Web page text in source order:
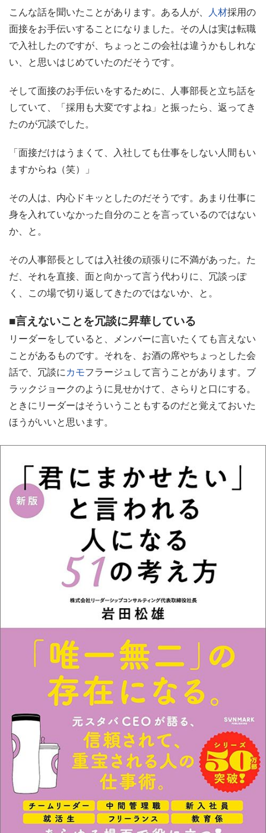
こんな話を聞いたことがあります。ある人が、 人材採用の
面接をお手伝いすることになりました。その人は実は転職
で入社したのですが、ちょっとこの会社は違うかもしれな
い、と思いはじめていたのだそうです。
そして面接のお手伝いをするために、人事部長と立ち話を
していて、「採用も大変ですよね」と振ったら、返ってき
たのが冗談でした。
「面接だけはうまくて、入社しても仕事をしない人間もい
ますからね（笑）」
その人は、内心ドキッとしたのだそうです。あまり仕事に
身を入れていなかった自分のことを言っているのではない
か、と。
その人事部長としては入社後の頑張りに不満があった。た
だ、それを直接、面と向かって言う代わりに、冗談っぽ
く、この場で切り返してきたのではないか、と。
■言えないことを冗談に昇華している
リーダーをしていると、メンバーに言いたくても言えない
ことがあるものです。それを、お酒の席やちょっとした会
話で、冗談にカモフラージュして言うことがあります。ブ
ラックジョークのように見せかけて、さらりと口にする。
ときにリーダーはそういうこともするのだと覚えておいた
ほうがいいと思います。